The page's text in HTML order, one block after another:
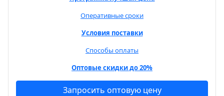
Оперативные сроки
Условия поставки
Способы оплаты
Оптовые скидки до 20%
Запросить оптовую цену